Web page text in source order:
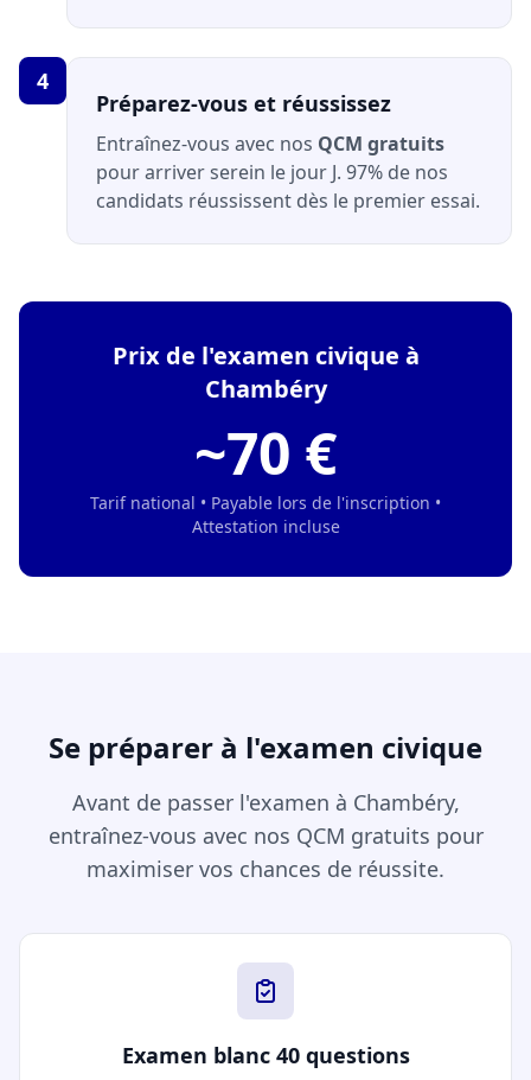
4
Préparez-vous et réussissez
Entraînez-vous avec nos QCM gratuits
pour arriver serein le jour J. 97% de nos
candidats réussissent dès le premier essai.
Prix de l'examen civique à
Chambéry
~70 €
Tarif national • Payable lors de l'inscription •
Attestation incluse
Se préparer à l'examen civique
Avant de passer l'examen à Chambéry,
entraînez-vous avec nos QCM gratuits pour
maximiser vos chances de réussite.
Examen blanc 40 questions